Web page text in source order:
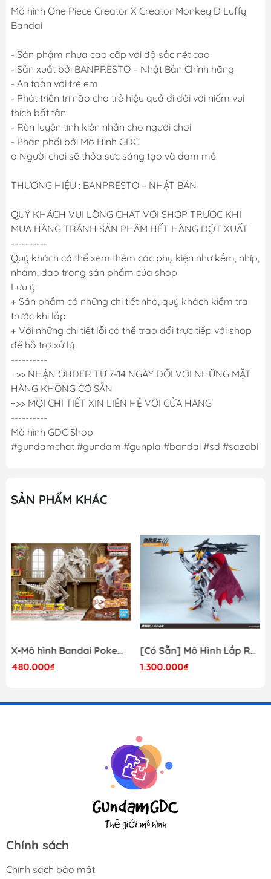
Mô hình One Piece Creator X Creator Monkey D Luffy
Bandai
- Sản phậm nhựa cao cấp với độ sắc nét cao
- Sản xuất bởi BANPRESTO – Nhật Bản Chính hãng
- An toàn với trẻ em
- Phát triển trí não cho trẻ hiệu quả đi đôi với niềm vui
thích bất tận
- Rèn luyện tính kiên nhẫn cho người chơi
- Phân phối bởi Mô Hình GDC
o Người chơi sẽ thỏa sức sáng tạo và đam mê.
THƯƠNG HIỆU : BANPRESTO – NHẬT BẢN
QUÝ KHÁCH VUI LÒNG CHAT VỚI SHOP TRƯỚC KHI
MUA HÀNG TRÁNH SẢN PHẨM HẾT HÀNG ĐỘT XUẤT
----------
Quý khách có thể xem thêm các phụ kiện như kềm, nhíp,
nhám, dao trong sản phẩm của shop
Lưu ý:
+ Sản phẩm có những chi tiết nhỏ, quý khách kiểm tra
trước khi lắp
+ Với những chi tiết lỗi có thể trao đổi trực tiếp với shop
để hỗ trợ xử lý
----------
=>> NHẬN ORDER TỪ 7-14 NGÀY ĐỐI VỚI NHỮNG MẶT
HÀNG KHÔNG CÓ SẴN
=>> MỌI CHI TIẾT XIN LIÊN HỆ VỚI CỬA HÀNG
----------
Mô hình GDC Shop
#gundamchat #gundam #gunpla #bandai #sd #sazabi
SẢN PHẨM KHÁC
X-Mô hình Bandai Pokemon PLAMO COLLECTION Fossil Pokemon Series Tyrantrum
480.000₫
[Có Sẵn] Mô Hình Lắp Ráp 1/60 Barbatos Logar Wolf Remains Meavy Industries
1.300.000₫
Chính sách
Chính sách bảo mật